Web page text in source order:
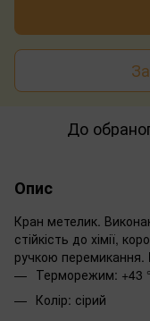
До
Опис
Кран метелик.
стійкість до хімії,
ручкою перемикання.
Терморежим: +43
Колір: сірий